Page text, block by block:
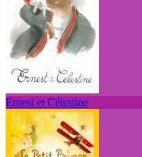
Ernest et Célestine